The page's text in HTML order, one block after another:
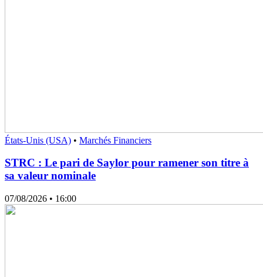
États-Unis (USA) • Marchés Financiers
STRC : Le pari de Saylor pour ramener son titre à
sa valeur nominale
07/08/2026 • 16:00